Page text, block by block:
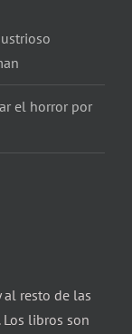
el horror por
resto de las
Los libros son